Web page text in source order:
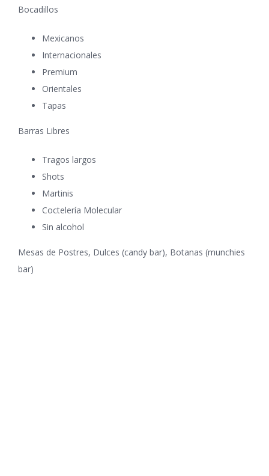
Bocadillos
Mexicanos
Internacionales
Premium
Orientales
Tapas
Barras Libres
Tragos largos
Shots
Martinis
Coctelería Molecular
Sin alcohol
Mesas de Postres, Dulces (candy bar), Botanas (munchies
bar)